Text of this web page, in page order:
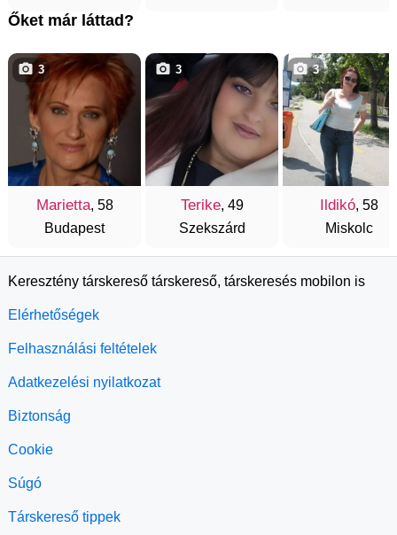
Őket már láttad?
Marietta, 58
Budapest
3
Terike, 49
Szekszárd
3
Ildikó, 58
Miskolc
3
Keresztény társkereső társkereső, társkeresés mobilon is
Elérhetőségek
Felhasználási feltételek
Adatkezelési nyilatkozat
Biztonság
Cookie
Súgó
Társkereső tippek